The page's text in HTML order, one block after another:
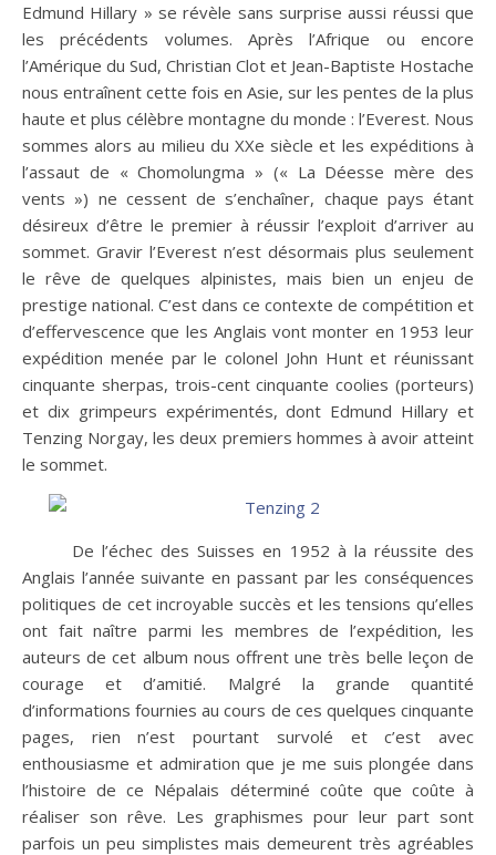
Edmund Hillary » se révèle sans surprise aussi réussi que
les précédents volumes. Après l’Afrique ou encore
l’Amérique du Sud, Christian Clot et Jean-Baptiste Hostache
nous entraînent cette fois en Asie, sur les pentes de la plus
haute et plus célèbre montagne du monde : l’Everest. Nous
sommes alors au milieu du XXe siècle et les expéditions à
l’assaut de « Chomolungma » (« La Déesse mère des
vents ») ne cessent de s’enchaîner, chaque pays étant
désireux d’être le premier à réussir l’exploit d’arriver au
sommet. Gravir l’Everest n’est désormais plus seulement
le rêve de quelques alpinistes, mais bien un enjeu de
prestige national. C’est dans ce contexte de compétition et
d’effervescence que les Anglais vont monter en 1953 leur
expédition menée par le colonel John Hunt et réunissant
cinquante sherpas, trois-cent cinquante coolies (porteurs)
et dix grimpeurs expérimentés, dont Edmund Hillary et
Tenzing Norgay, les deux premiers hommes à avoir atteint
le sommet.
De l’échec des Suisses en 1952 à la réussite des
Anglais l’année suivante en passant par les conséquences
politiques de cet incroyable succès et les tensions qu’elles
ont fait naître parmi les membres de l’expédition, les
auteurs de cet album nous offrent une très belle leçon de
courage et d’amitié. Malgré la grande quantité
d’informations fournies au cours de ces quelques cinquante
pages, rien n’est pourtant survolé et c’est avec
enthousiasme et admiration que je me suis plongée dans
l’histoire de ce Népalais déterminé coûte que coûte à
réaliser son rêve. Les graphismes pour leur part sont
parfois un peu simplistes mais demeurent très agréables